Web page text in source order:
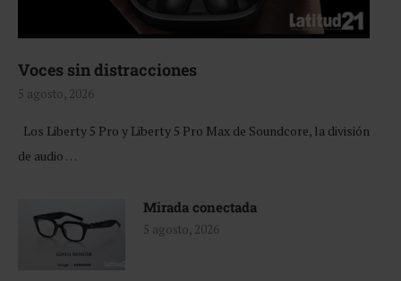
Voces sin distracciones
5 agosto, 2026
Los Liberty 5 Pro y Liberty 5 Pro Max de Soundcore, la división
de audio …
Mirada conectada
5 agosto, 2026